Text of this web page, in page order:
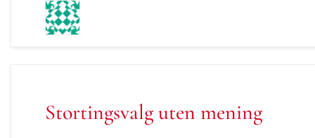
Stortingsvalg uten mening